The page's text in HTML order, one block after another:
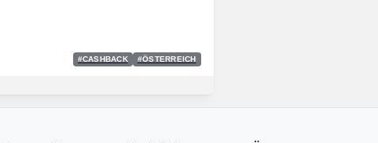
#CASHBACK #ÖSTERREICH